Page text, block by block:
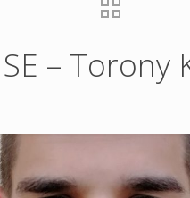
– Torony